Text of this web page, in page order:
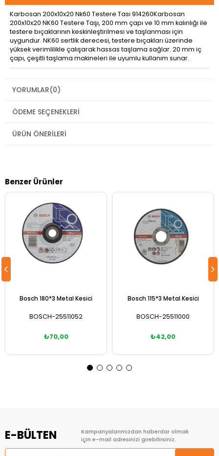
Karbosan 200x10x20 Nk60 Testere Tası 914260Karbosan
200x10x20 NK60 Testere Taşı, 200 mm çapı ve 10 mm kalınlığı ile
testere bıçaklarının keskinleştirilmesi ve taşlanması için
uygundur. NK60 sertlik derecesi, testere bıçakları üzerinde
yüksek verimlilikle çalışarak hassas taşlama sağlar. 20 mm iç
çapı, çeşitli taşlama makineleri ile uyumlu kullanım sunar.
YORUMLAR(0)
ÖDEME SEÇENEKLERI
ÜRÜN ÖNERILERI
Benzer Ürünler
Bosch 180*3 Metal Kesici
BOSCH-25511052
₺70,00
Bosch 115*3 Metal Kesici
BOSCH-25511000
₺42,00
E-BÜLTEN
Kampanyalarımızdan haberdar olmak
için e-mail adresinizi girebilirsiniz.